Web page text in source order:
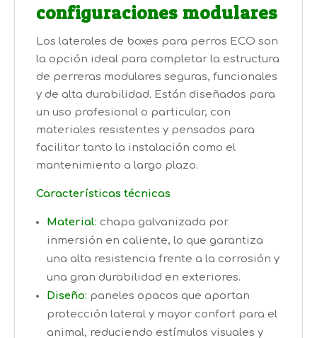
configuraciones modulares
Los laterales de boxes para perros ECO son
la opción ideal para completar la estructura
de perreras modulares seguras, funcionales
y de alta durabilidad. Están diseñados para
un uso profesional o particular, con
materiales resistentes y pensados para
facilitar tanto la instalación como el
mantenimiento a largo plazo.
Características técnicas
Material: chapa galvanizada por
inmersión en caliente, lo que garantiza
una alta resistencia frente a la corrosión y
una gran durabilidad en exteriores.
Diseño: paneles opacos que aportan
protección lateral y mayor confort para el
animal, reduciendo estímulos visuales y